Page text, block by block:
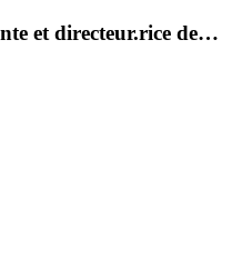
et directeur.rice de…